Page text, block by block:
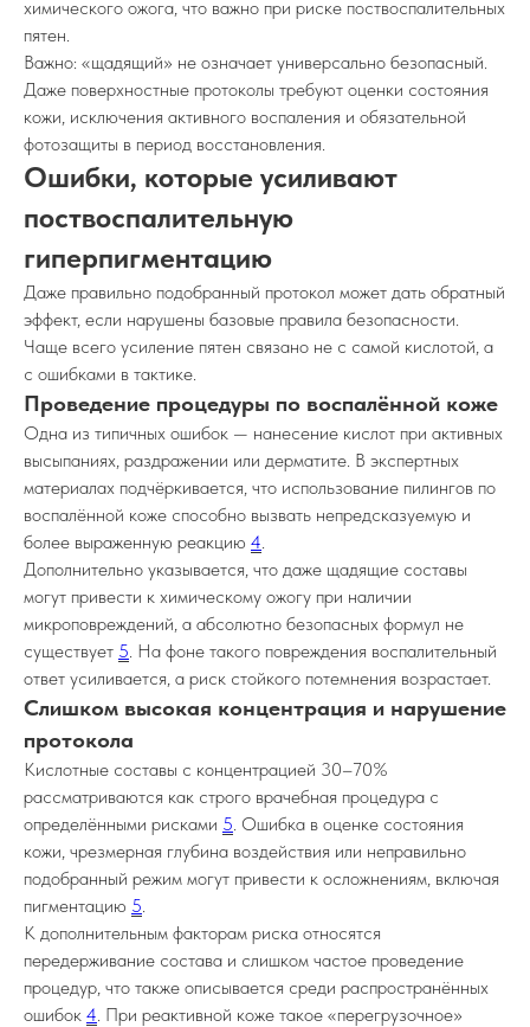
химического ожога, что важно при риске поствоспалительных
пятен.
Важно: «щадящий» не означает универсально безопасный.
Даже поверхностные протоколы требуют оценки состояния
кожи, исключения активного воспаления и обязательной
фотозащиты в период восстановления.
Ошибки, которые усиливают
поствоспалительную
гиперпигментацию
Даже правильно подобранный протокол может дать обратный
эффект, если нарушены базовые правила безопасности.
Чаще всего усиление пятен связано не с самой кислотой, а
с ошибками в тактике.
Проведение процедуры по воспалённой коже
Одна из типичных ошибок — нанесение кислот при активных
высыпаниях, раздражении или дерматите. В экспертных
материалах подчёркивается, что использование пилингов по
воспалённой коже способно вызвать непредсказуемую и
более выраженную реакцию 4.
Дополнительно указывается, что даже щадящие составы
могут привести к химическому ожогу при наличии
микроповреждений, а абсолютно безопасных формул не
существует 5. На фоне такого повреждения воспалительный
ответ усиливается, а риск стойкого потемнения возрастает.
Слишком высокая концентрация и нарушение
протокола
Кислотные составы с концентрацией 30–70%
рассматриваются как строго врачебная процедура с
определёнными рисками 5. Ошибка в оценке состояния
кожи, чрезмерная глубина воздействия или неправильно
подобранный режим могут привести к осложнениям, включая
пигментацию 5.
К дополнительным факторам риска относятся
передерживание состава и слишком частое проведение
процедур, что также описывается среди распространённых
ошибок 4. При реактивной коже такое «перегрузочное»